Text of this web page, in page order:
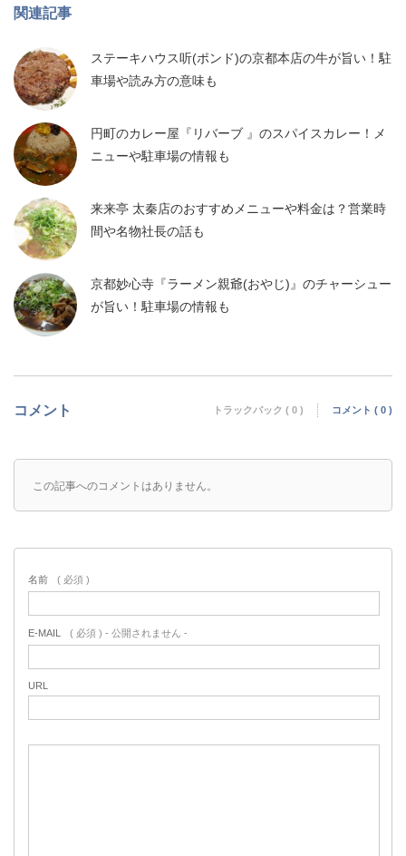
関連記事
ステーキハウス听(ポンド)の京都本店の牛が旨い！駐
車場や読み方の意味も
円町のカレー屋『リバーブ 』のスパイスカレー！メ
ニューや駐車場の情報も
来来亭 太秦店のおすすめメニューや料金は？営業時
間や名物社長の話も
京都妙心寺『ラーメン親爺(おやじ)』のチャーシュー
が旨い！駐車場の情報も
コメント トラックバック ( 0 ) コメント ( 0 )
この記事へのコメントはありません。
名前 ( 必須 )
E-MAIL ( 必須 ) - 公開されません -
URL